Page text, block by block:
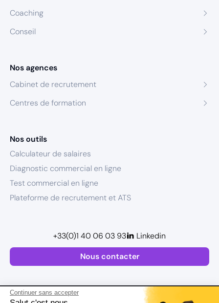
Continuer sans accepter
Coaching
Conseil
Nos agences
Cabinet de recrutement
Centres de formation
Nos outils
Calculateur de salaires
Diagnostic commercial en ligne
Test commercial en ligne
Plateforme de recrutement et ATS
Nous contacter
+33(0)1 40 06 03 93 Linkedin